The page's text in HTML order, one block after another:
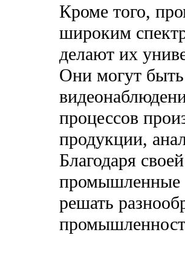
Кроме того,
широким
делают их
Они могут
процессов
продукции,
Благодаря
промышленные
решать